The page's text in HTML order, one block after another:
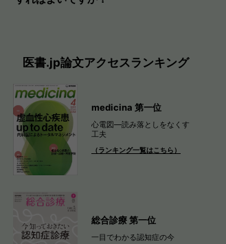
医書.jp論文アクセスランキング
medicina 第一位
心電図―読み落としをなくす
工夫
（ランキング一覧はこちら）
総合診療 第一位
一目でわかる認知症の今